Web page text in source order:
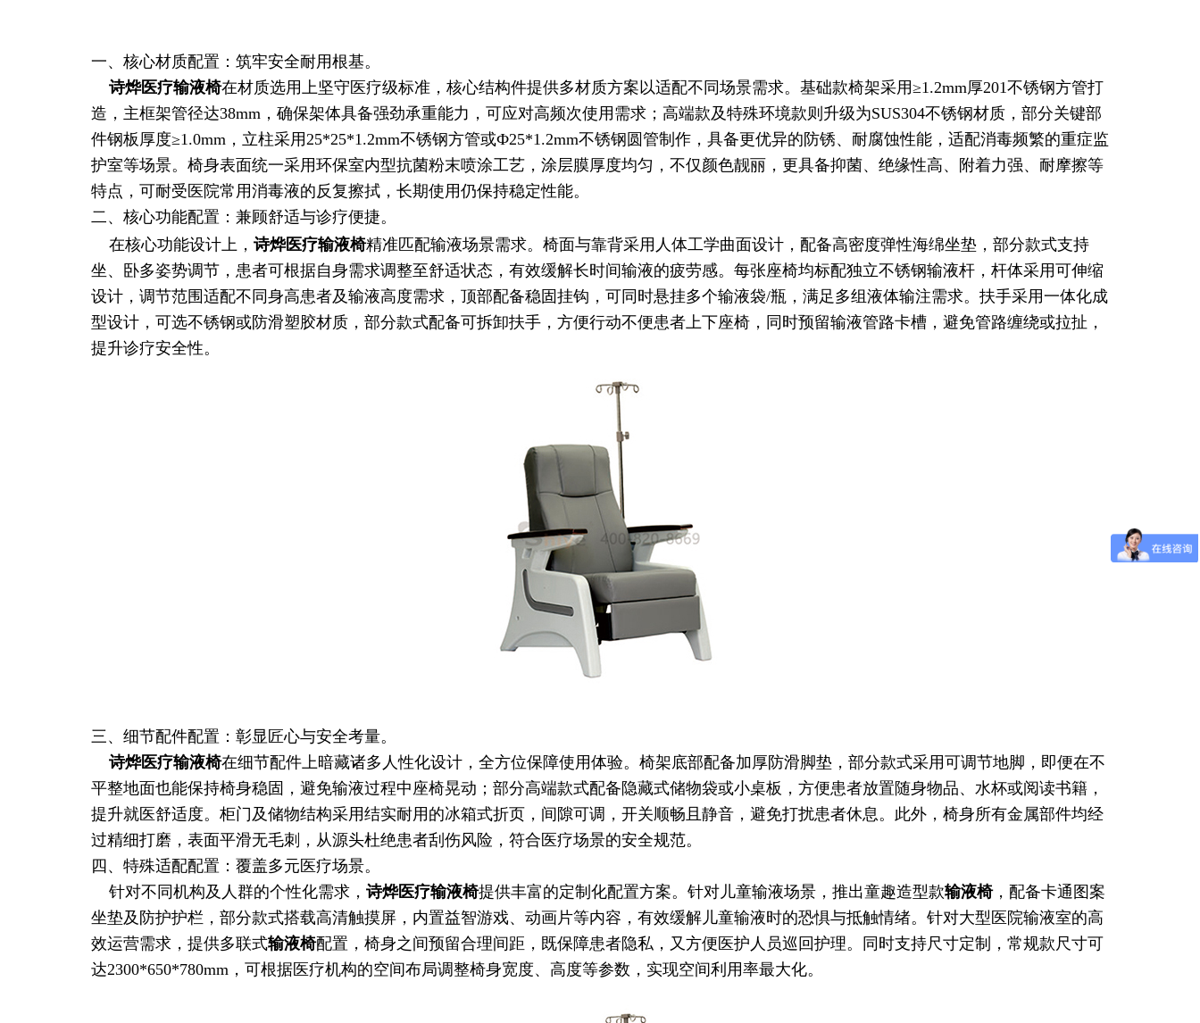
一、核心材质配置：筑牢安全耐用根基。
诗烨医疗输液椅在材质选用上坚守医疗级标准，核心结构件提供多材质方案以适配不同场景需求。基础款椅架采用≥1.2mm厚201不锈钢方管打
造，主框架管径达38mm，确保架体具备强劲承重能力，可应对高频次使用需求；高端款及特殊环境款则升级为SUS304不锈钢材质，部分关键部
件钢板厚度≥1.0mm，立柱采用25*25*1.2mm不锈钢方管或Ф25*1.2mm不锈钢圆管制作，具备更优异的防锈、耐腐蚀性能，适配消毒频繁的重症监
护室等场景。椅身表面统一采用环保室内型抗菌粉末喷涂工艺，涂层膜厚度均匀，不仅颜色靓丽，更具备抑菌、绝缘性高、附着力强、耐摩擦等
特点，可耐受医院常用消毒液的反复擦拭，长期使用仍保持稳定性能。
二、核心功能配置：兼顾舒适与诊疗便捷。
在核心功能设计上， 诗烨医疗输液椅精准匹配输液场景需求。椅面与靠背采用人体工学曲面设计，配备高密度弹性海绵坐垫，部分款式支持
坐、卧多姿势调节，患者可根据自身需求调整至舒适状态，有效缓解长时间输液的疲劳感。每张座椅均标配独立不锈钢输液杆，杆体采用可伸缩
设计，调节范围适配不同身高患者及输液高度需求，顶部配备稳固挂钩，可同时悬挂多个输液袋/瓶，满足多组液体输注需求。扶手采用一体化成
型设计，可选不锈钢或防滑塑胶材质，部分款式配备可拆卸扶手，方便行动不便患者上下座椅，同时预留输液管路卡槽，避免管路缠绕或拉扯，
提升诊疗安全性。
三、细节配件配置：彰显匠心与安全考量。
诗烨医疗输液椅在细节配件上暗藏诸多人性化设计，全方位保障使用体验。椅架底部配备加厚防滑脚垫，部分款式采用可调节地脚，即便在不
平整地面也能保持椅身稳固，避免输液过程中座椅晃动；部分高端款式配备隐藏式储物袋或小桌板，方便患者放置随身物品、水杯或阅读书籍，
提升就医舒适度。柜门及储物结构采用结实耐用的冰箱式折页，间隙可调，开关顺畅且静音，避免打扰患者休息。此外，椅身所有金属部件均经
过精细打磨，表面平滑无毛刺，从源头杜绝患者刮伤风险，符合医疗场景的安全规范。
四、特殊适配配置：覆盖多元医疗场景。
针对不同机构及人群的个性化需求， 诗烨医疗输液椅提供丰富的定制化配置方案。针对儿童输液场景，推出童趣造型款输液椅，配备卡通图案
坐垫及防护护栏，部分款式搭载高清触摸屏，内置益智游戏、动画片等内容，有效缓解儿童输液时的恐惧与抵触情绪。针对大型医院输液室的高
效运营需求，提供多联式输液椅配置，椅身之间预留合理间距，既保障患者隐私，又方便医护人员巡回护理。同时支持尺寸定制，常规款尺寸可
达2300*650*780mm，可根据医疗机构的空间布局调整椅身宽度、高度等参数，实现空间利用率最大化。